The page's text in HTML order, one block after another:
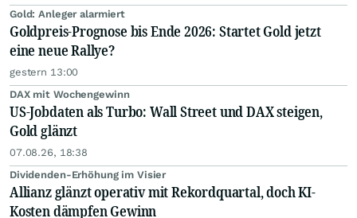
Gold: Anleger alarmiert
Goldpreis-Prognose bis Ende 2026: Startet Gold jetzt
eine neue Rallye?
gestern 13:00
DAX mit Wochengewinn
US-Jobdaten als Turbo: Wall Street und DAX steigen,
Gold glänzt
07.08.26, 18:38
Dividenden-Erhöhung im Visier
Allianz glänzt operativ mit Rekordquartal, doch KI-
Kosten dämpfen Gewinn